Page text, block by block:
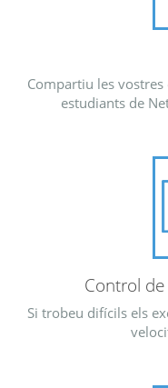
Compartiu les
estudiants de
Control
Si trobeu difícils els